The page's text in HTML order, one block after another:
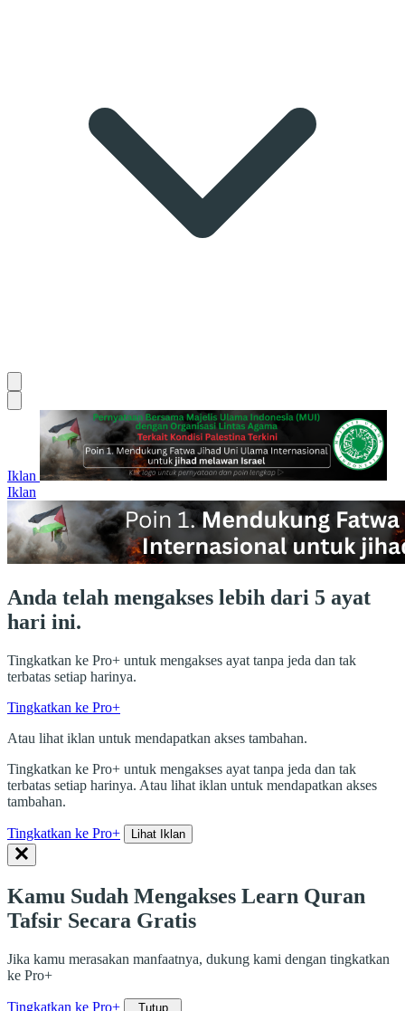
Iklan
Iklan
Anda telah mengakses lebih dari 5 ayat
hari ini.
Tingkatkan ke Pro+ untuk mengakses ayat tanpa jeda dan tak
terbatas setiap harinya.
Tingkatkan ke Pro+
Atau lihat iklan untuk mendapatkan akses tambahan.
Tingkatkan ke Pro+ untuk mengakses ayat tanpa jeda dan tak
terbatas setiap harinya. Atau lihat iklan untuk mendapatkan akses
tambahan.
Tingkatkan ke Pro+ Lihat Iklan
Kamu Sudah Mengakses Learn Quran
Tafsir Secara Gratis
Jika kamu merasakan manfaatnya, dukung kami dengan tingkatkan
ke Pro+
Tingkatkan ke Pro+ Tutup